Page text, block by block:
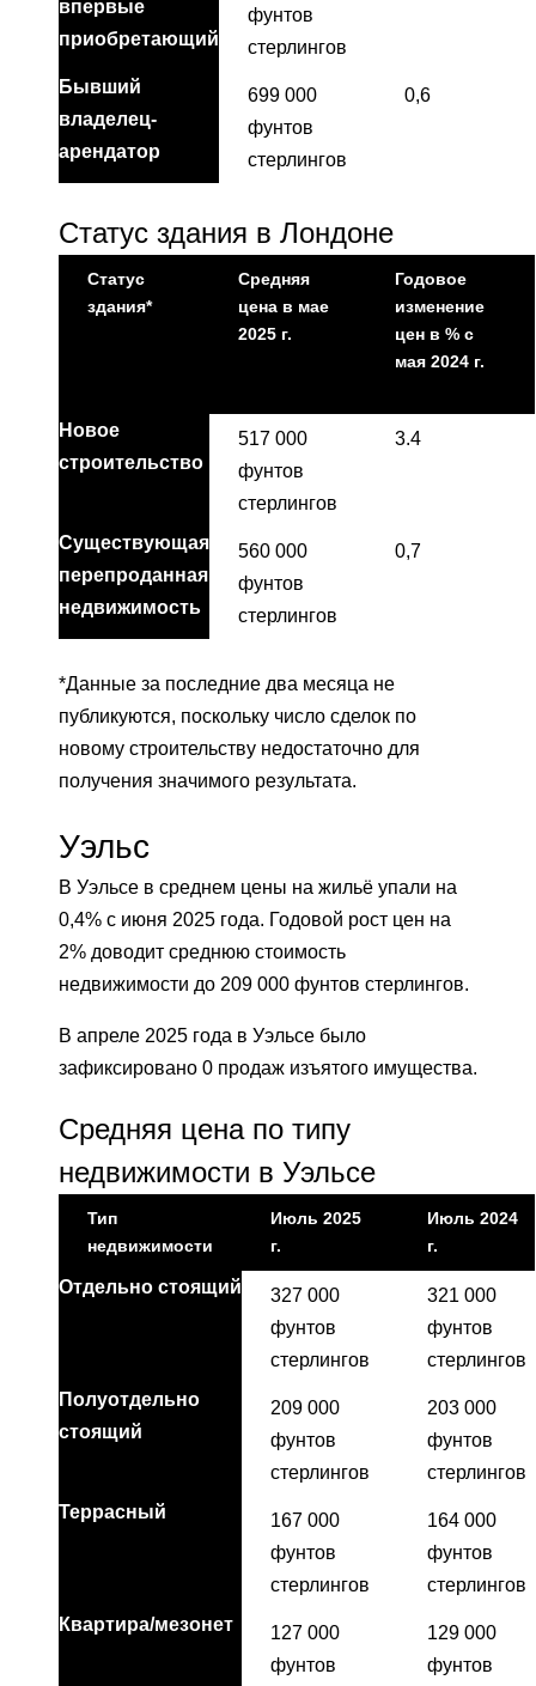
впервые
приобретающий
фунтов
стерлингов
Бывший
владелец-
арендатор
699 000
фунтов
стерлингов
0,6
Статус здания в Лондоне
Статус
здания*
Средняя
цена в мае
2025 г.
Годовое
изменение
цен в % с
мая 2024 г.
Новое
строительство
517 000
фунтов
стерлингов
3.4
Существующая
перепроданная
недвижимость
560 000
фунтов
стерлингов
0,7
*Данные за последние два месяца не
публикуются, поскольку число сделок по
новому строительству недостаточно для
получения значимого результата.
Уэльс
В Уэльсе в среднем цены на жильё упали на
0,4% с июня 2025 года. Годовой рост цен на
2% доводит среднюю стоимость
недвижимости до 209 000 фунтов стерлингов.
В апреле 2025 года в Уэльсе было
зафиксировано 0 продаж изъятого имущества.
Средняя цена по типу
недвижимости в Уэльсе
Тип
недвижимости
Июль 2025
г.
Июль 2024
г.
Отдельно стоящий
327 000
фунтов
стерлингов
321 000
фунтов
стерлингов
Полуотдельно
стоящий
209 000
фунтов
стерлингов
203 000
фунтов
стерлингов
Террасный
167 000
фунтов
стерлингов
164 000
фунтов
стерлингов
Квартира/мезонет
127 000
фунтов
129 000
фунтов